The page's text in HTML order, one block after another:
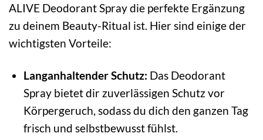
ALIVE Deodorant Spray die perfekte Ergänzung
zu deinem Beauty-Ritual ist. Hier sind einige der
wichtigsten Vorteile:
Langanhaltender Schutz: Das Deodorant
Spray bietet dir zuverlässigen Schutz vor
Körpergeruch, sodass du dich den ganzen Tag
frisch und selbstbewusst fühlst.